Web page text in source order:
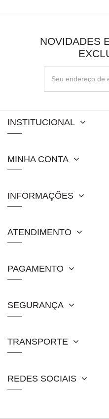
NOVIDADES
INSTITUCIONAL
MINHA CONTA
INFORMAÇÕES
ATENDIMENTO
PAGAMENTO
SEGURANÇA
TRANSPORTE
REDES SOCIAIS